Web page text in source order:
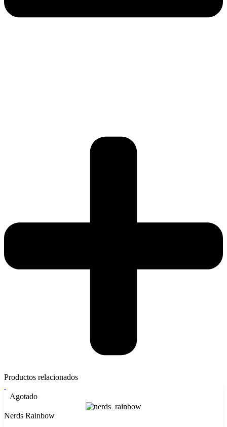
Productos relacionados
Agotado
Nerds Rainbow